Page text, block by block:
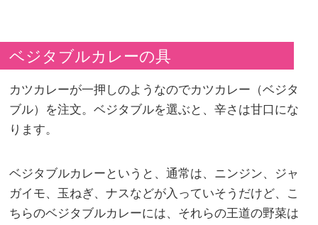
ベジタブルカレーの具
カツカレーが一押しのようなのでカツカレー（ベジタ
ブル）を注文。ベジタブルを選ぶと、辛さは甘口にな
ります。
ベジタブルカレーというと、通常は、ニンジン、ジャ
ガイモ、玉ねぎ、ナスなどが入っていそうだけど、こ
ちらのベジタブルカレーには、それらの王道の野菜は